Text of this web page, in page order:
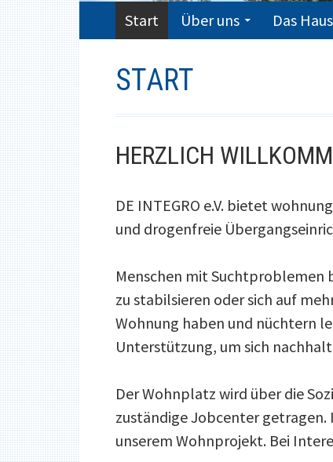
PRIMARY
MENU
Start Über uns Das Haus
START
HERZLICH
DE INTEGRO e.V. bietet
und drogenfreie
Menschen mit Suchtproblemen
zu stabilsieren oder sich auf
Wohnung haben und nüchtern
Unterstützung, um sich
Der Wohnplatz wird über die
zuständige Jobcenter getragen.
unserem Wohnprojekt. Bei